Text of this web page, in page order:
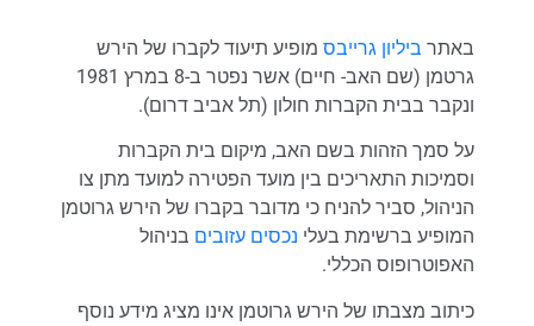
באתר ביליון גרייבס מופיע תיעוד לקברו של הירש
גרטמן (שם האב- חיים) אשר נפטר ב-8 במרץ 1981
ונקבר בבית הקברות חולון (תל אביב דרום).
על סמך הזהות בשם האב, מיקום בית הקברות
וסמיכות התאריכים בין מועד הפטירה למועד מתן צו
הניהול, סביר להניח כי מדובר בקברו של הירש גרוטמן
המופיע ברשימת בעלי נכסים עזובים בניהול
האפוטרופוס הכללי.
כיתוב מצבתו של הירש גרוטמן אינו מציג מידע נוסף